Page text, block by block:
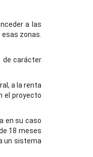
a las
zonas.
de carácter
a la renta
el proyecto
en su caso
18 meses
un sistema